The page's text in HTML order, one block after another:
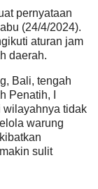
pernyataan
(24/4/2024).
aturan jam
daerah.
Bali, tengah
Penatih, I
wilayahnya tidak
warung
sulit